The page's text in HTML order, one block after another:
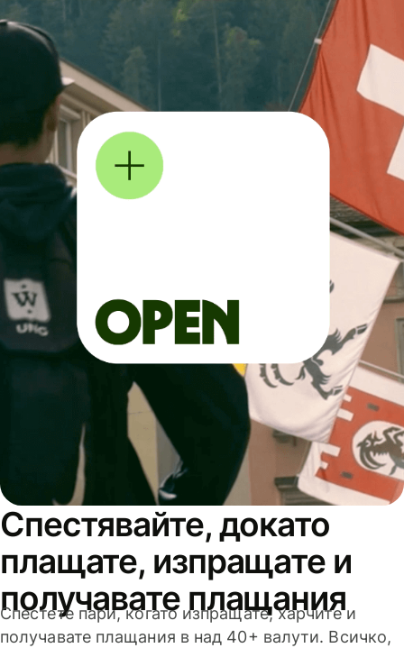
Спестявайте, докато
плащате, изпращате и
получавате плащания
Спестете пари, когато изпращате, харчите и
получавате плащания в над 40+ валути. Всичко,